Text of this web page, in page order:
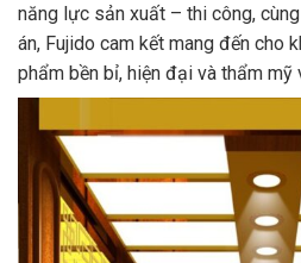
năng lực sản xuất – thi công,
án, Fujido cam kết mang đến cho
phẩm bền bỉ, hiện đại và thẩm mỹ